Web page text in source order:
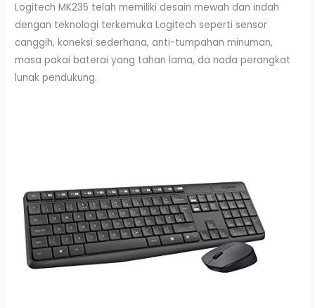
Logitech MK235 telah memiliki desain mewah dan indah
dengan teknologi terkemuka Logitech seperti sensor
canggih, koneksi sederhana, anti-tumpahan minuman,
masa pakai baterai yang tahan lama, da nada perangkat
lunak pendukung.